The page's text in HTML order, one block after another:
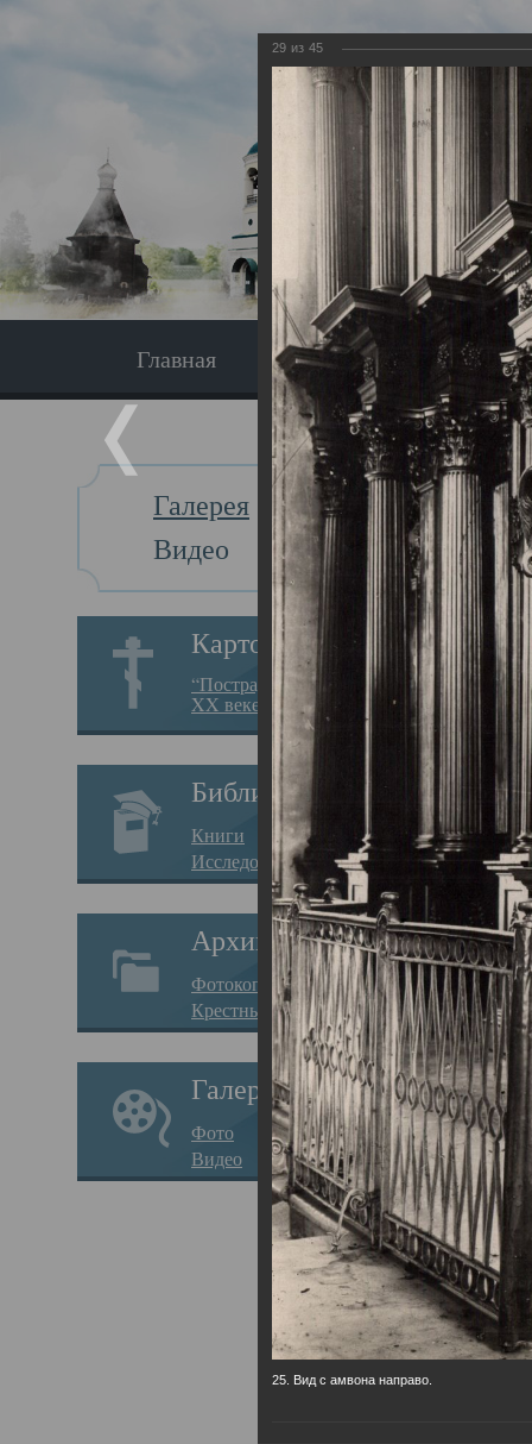
Главная Экскурсия
Галерея
Видео
Картотека
“Пострадавшие за веру в
XX веке на Севере”
Библиотека
Книги
Исследования
Архив
Фотокопии дел
Крестные ходы
Галерея
Фото
Видео
Главная
29 из 45
25. Вид с амвона направо.